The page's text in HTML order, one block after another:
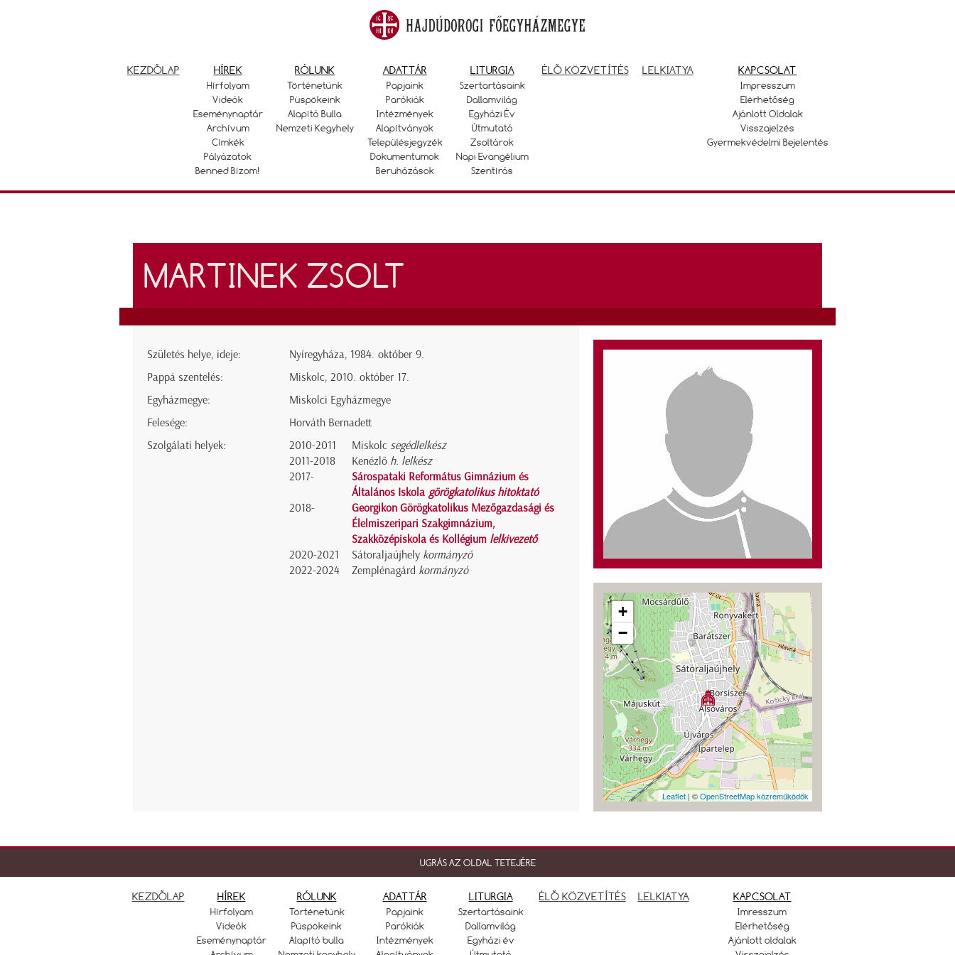
KEZDŐLAP HÍREK
Hírfolyam
Videók
Eseménynaptár
Archívum
Címkék
Pályázatok
Benned Bízom!
RÓLUNK
Történetünk
Püspökeink
Alapító Bulla
Nemzeti Kegyhely
ADATTÁR
Papjaink
Parókiák
Intézmények
Alapítványok
Településjegyzék
Dokumentumok
Beruházások
LITURGIA
Szertartásaink
Dallamvilág
Egyházi Év
Útmutató
Zsoltárok
Napi Evangélium
Szentírás
ÉLŐ KÖZVETÍTÉS LELKIATYA KAPCSOLAT
Impresszum
Elérhetőség
Ajánlott Oldalak
Visszajelzés
Gyermekvédelmi Bejelentés
MARTINEK ZSOLT
+
−
Leaflet | ©OpenStreetMap közreműködők
Születés helye, ideje:
Nyíregyháza, 1984. október 9.
Pappá szentelés:
Miskolc, 2010. október 17.
Egyházmegye:
Miskolci Egyházmegye
Felesége:
Horváth Bernadett
Szolgálati helyek:
2010-2011 Miskolc segédlelkész
2011-2018
Kenézlő h. lelkész
2017-
Sárospataki Református Gimnázium és
Általános Iskola görögkatolikus hitoktató
2018-
Georgikon Görögkatolikus Mezőgazdasági és
Élelmiszeripari Szakgimnázium,
Szakközépiskola és Kollégium lelkivezető
2020-2021
Sátoraljaújhely kormányzó
2022-2024
Zemplénagárd kormányzó
UGRÁS AZ OLDAL TETEJÉRE
KEZDŐLAP HÍREK
Hírfolyam
Videók
Eseménynaptár
RÓLUNK
Történetünk
Püspökeink
Alapító bulla
ADATTÁR
Papjaink
Parókiák
Intézmények
LITURGIA
Szertartásaink
Dallamvilág
Egyházi év
ÉLŐ KÖZVETÍTÉS LELKIATYA KAPCSOLAT
Imresszum
Elérhetőség
Ajánlott oldalak